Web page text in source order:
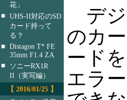
花」
■ UHS-II対応のSD
カード持って
る？
■ Distagon T* FE
35mm F1.4 ZA
■
ソニーRX1R
II（実写編）
【 2016/01/25 】
デジ
のカ
ード
エラ